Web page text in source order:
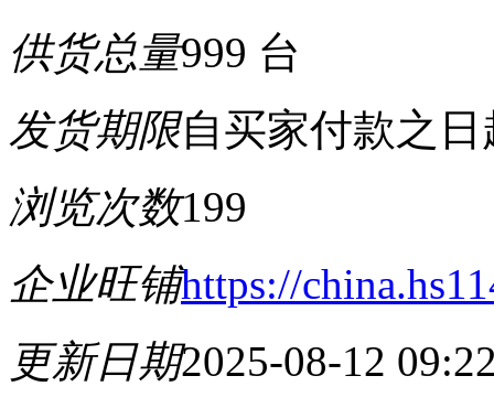
供货总量999 台
发货期限自买家付款之
浏览次数199
企业旺铺https://
更新日期2025-08-12